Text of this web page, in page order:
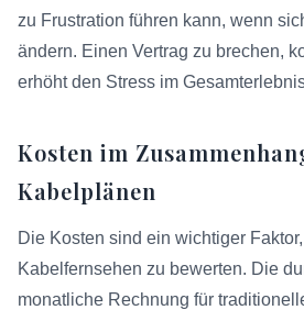
zu Frustration führen kann, wenn
ändern. Einen Vertrag zu brechen,
erhöht den Stress im
Kosten im
Kabelplänen
Die Kosten sind ein wichtiger
Kabelfernsehen zu bewerten. Die
monatliche Rechnung für